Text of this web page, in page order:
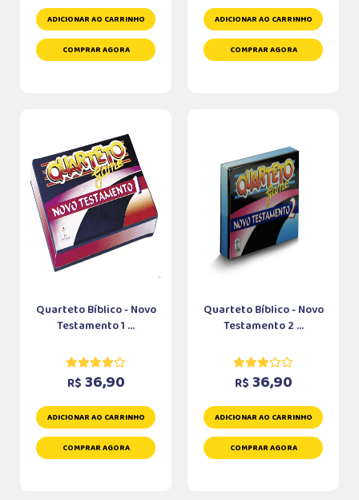
ADICIONAR AO CARRINHO
COMPRAR AGORA
ADICIONAR AO CARRINHO
COMPRAR AGORA
Quarteto Bíblico - Novo
Testamento 1 ...
R$ 36,90
ADICIONAR AO CARRINHO
COMPRAR AGORA
Quarteto Bíblico - Novo
Testamento 2 ...
R$ 36,90
ADICIONAR AO CARRINHO
COMPRAR AGORA